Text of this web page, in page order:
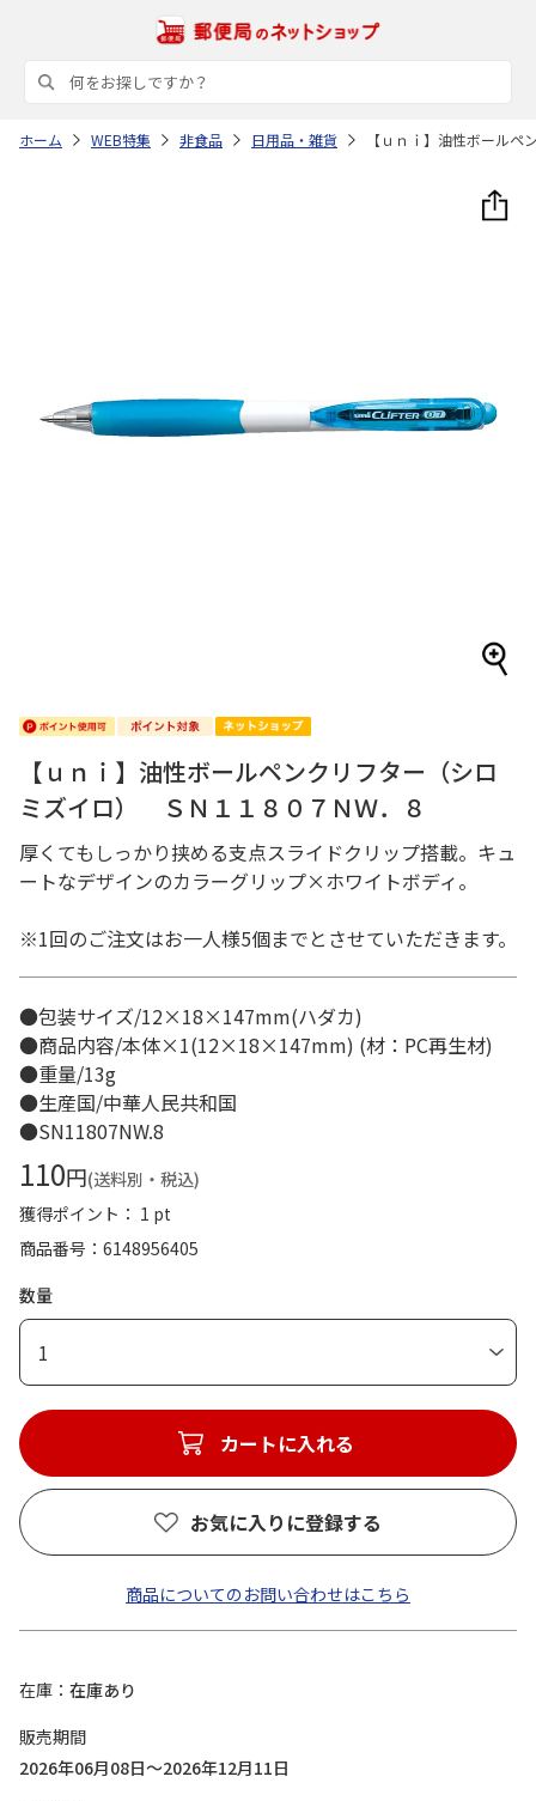
ホーム WEB特集 非食品 日用品・雑貨 【ｕｎｉ】油性ボール
【ｕｎｉ】油性ボールペンクリフター（シロ
ミズイロ） ＳＮ１１８０７ＮＷ．８
厚くてもしっかり挟める支点スライドクリップ搭載。キュ
ートなデザインのカラーグリップ×ホワイトボディ。
※1回のご注文はお一人様5個までとさせていただきます。
●包装サイズ/12×18×147mm(ハダカ)
●商品内容/本体×1(12×18×147mm) (材：PC再生材)
●重量/13g
●生産国/中華人民共和国
●SN11807NW.8
110円(送料別・税込)
獲得ポイント： 1 pt
商品番号
6148956405
数量
1
カートに入れる
お気に入りに登録する
商品についてのお問い合わせはこちら
在庫
在庫あり
販売期間
2026年06月08日～2026年12月11日